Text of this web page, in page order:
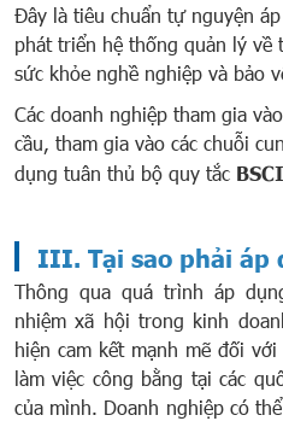
Đây là tiêu chuẩn tự nguyện
phát triển hệ thống quản lý về
sức khỏe nghề nghiệp và bảo
Các doanh nghiệp tham gia
cầu, tham gia vào các chuỗi
dụng tuân thủ bộ quy tắc
III. Tại sao phải áp
Thông qua quá trình áp
nhiệm xã hội trong kinh
hiện cam kết mạnh mẽ đối
làm việc công bằng tại các
của mình. Doanh nghiệp có